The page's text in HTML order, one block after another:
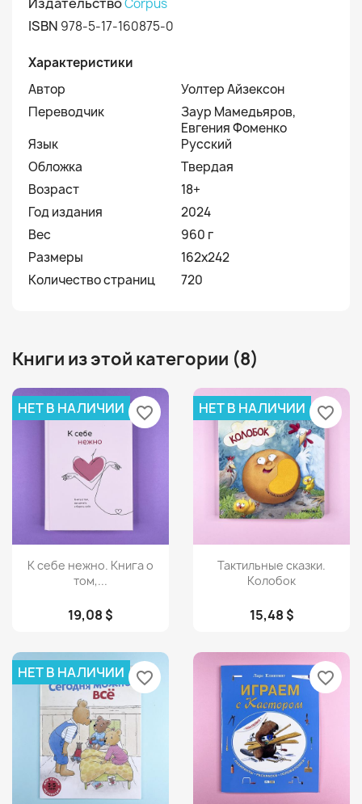
Corpus
ISBN 978-5-17-160875-0
Характеристики
Автор
Уолтер Айзексон
Переводчик
Заур Мамедьяров,
Евгения Фоменко
Язык
Русский
Обложка
Твердая
Возраст
18+
Год издания
2024
Вес
960 г
Размеры
162x242
Количество страниц
720
Книги из этой категории (8)
 Просмотр
К себе нежно. Книга о
том,...
19,08 $
НЕТ В НАЛИЧИИ favorite_border
Просмотр
Тактильные сказки.
Колобок
15,48 $
НЕТ В НАЛИЧИИ favorite_border
НЕТ В НАЛИЧИИ favorite_border favorite_border